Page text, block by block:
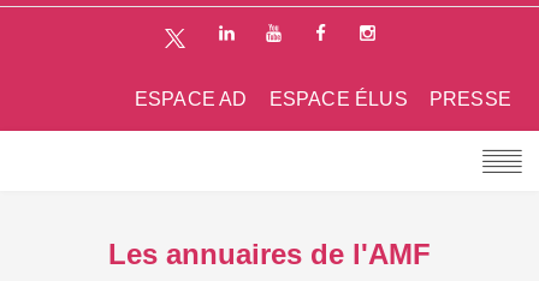
PRESSE
ESPACE ÉLUS
ESPACE AD
Les annuaires de l'AMF